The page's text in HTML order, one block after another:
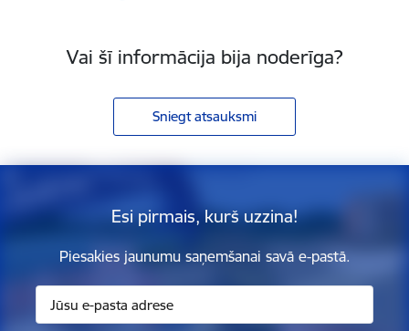
Vai šī informācija bija noderīga?
Sniegt atsauksmi
Esi pirmais, kurš uzzina!
Piesakies jaunumu saņemšanai savā e-pastā.